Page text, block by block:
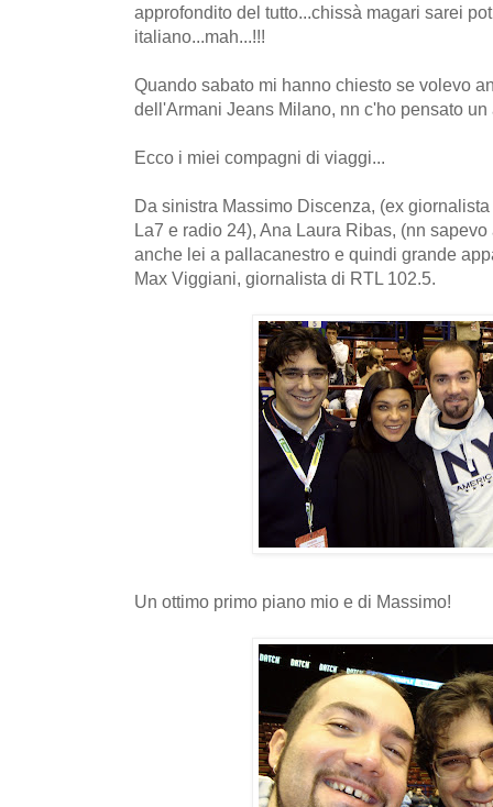
approfondito del tutto...chissà magari sarei
italiano...mah...!!!
Quando sabato mi hanno chiesto se volevo
dell'Armani Jeans Milano, nn c'ho pensato un
Ecco i miei compagni di viaggi...
Da sinistra Massimo Discenza, (ex
La7 e radio 24), Ana Laura Ribas, (nn
anche lei a pallacanestro e quindi grande
Max Viggiani, giornalista di RTL 102.5.
Un ottimo primo piano mio e di Massimo!